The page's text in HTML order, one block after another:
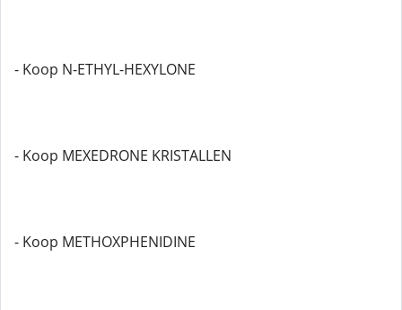
- Koop N-ETHYL-HEXYLONE
- Koop MEXEDRONE KRISTALLEN
- Koop METHOXPHENIDINE